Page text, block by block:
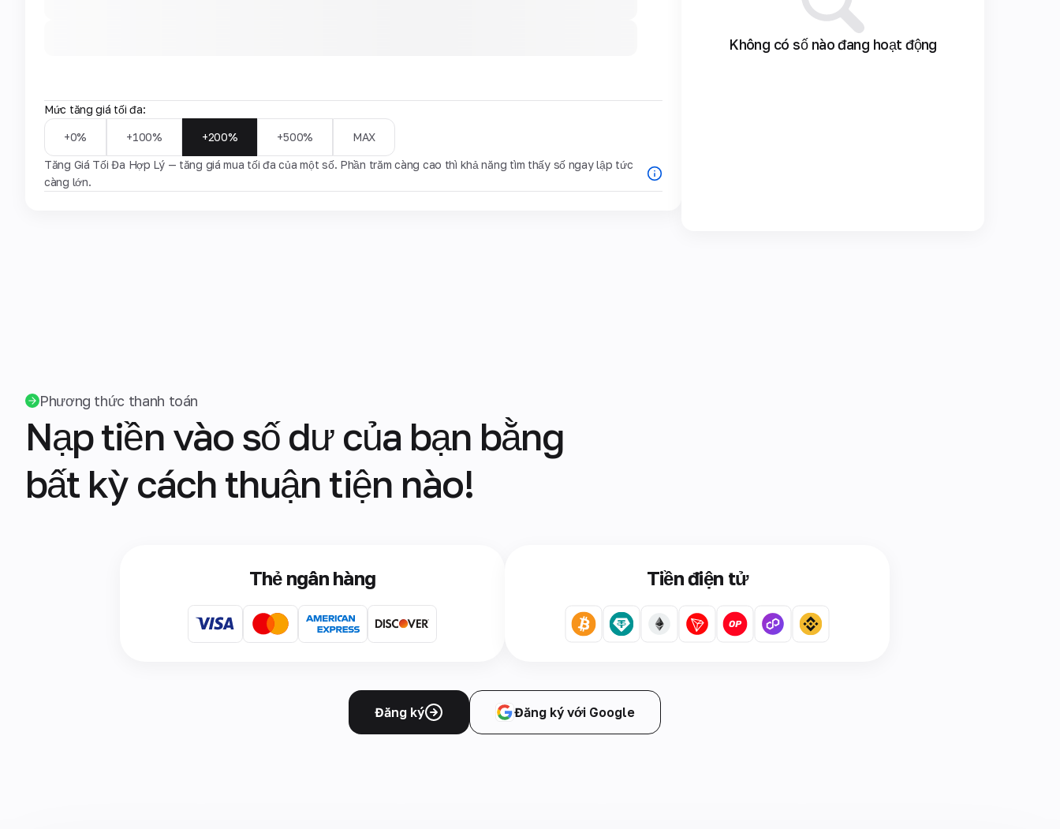
Mức tăng giá tối đa:
+0% +100% +200% +500% MAX
Tăng Giá Tối Đa Hợp Lý — tăng giá mua tối đa của một số. Phần trăm càng cao thì khả năng tìm thấy số ngay lập tức
càng lớn.
Không có số nào đang hoạt động
Phương thức thanh toán
Nạp tiền vào số dư của bạn bằng
bất kỳ cách thuận tiện nào!
Thẻ ngân hàng Tiền điện tử
Đăng ký Đăng ký với Google